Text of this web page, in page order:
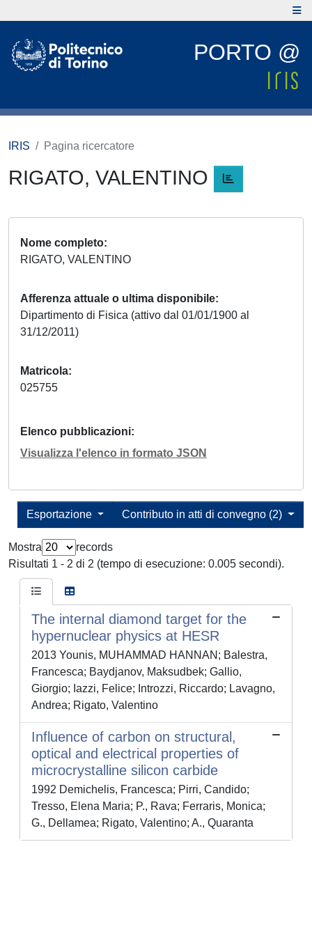
PORTO @
IRIS Pagina ricercatore
RIGATO, VALENTINO
Nome completo
RIGATO, VALENTINO
Afferenza attuale o ultima disponibile
Dipartimento di Fisica (attivo dal 01/01/1900 al
31/12/2011)
Matricola
025755
Elenco pubblicazioni
Visualizza l'elenco in formato JSON
Contributo in atti di convegno (2)
Esportazione
Mostra
records
Risultati 1 - 2 di 2 (tempo di esecuzione: 0.005 secondi).
The internal diamond target for the
hypernuclear physics at HESR
2013 Younis, MUHAMMAD HANNAN; Balestra,
Francesca; Baydjanov, Maksudbek; Gallio,
Giorgio; Iazzi, Felice; Introzzi, Riccardo; Lavagno,
Andrea; Rigato, Valentino
Influence of carbon on structural,
optical and electrical properties of
microcrystalline silicon carbide
1992 Demichelis, Francesca; Pirri, Candido;
Tresso, Elena Maria; P., Rava; Ferraris, Monica;
G., Dellamea; Rigato, Valentino; A., Quaranta